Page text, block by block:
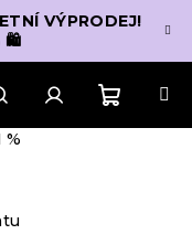
VÝPRODEJ!
🛍️
Přihlášení
%